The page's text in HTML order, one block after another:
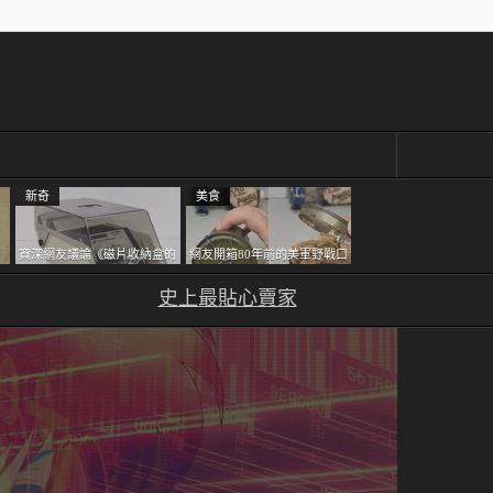
新奇
資深網友議論《磁片收納盒的
鎖有什麼用》想偷的話整盒拿
美食
網友開箱80年前的美軍野戰口
糧 罐頭本身保存良好，但裡
面的味道...
史上最貼心賣家